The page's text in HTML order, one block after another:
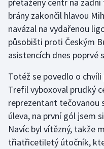
Stolní tenis
Triatlon
Veslování
Vodní slalom
Volejbal
Ostatní
přetažený centr na
brány zakončil hlavou
navázal na vydařenou
působišti proti Českým
asistencích dnes poprvé
Totéž se povedlo o
Trefil vyboxoval prudký
reprezentant tečovanou
úleva, na první gól jsem
Navíc byl vítězný, takže
třiatřicetiletý útočník,